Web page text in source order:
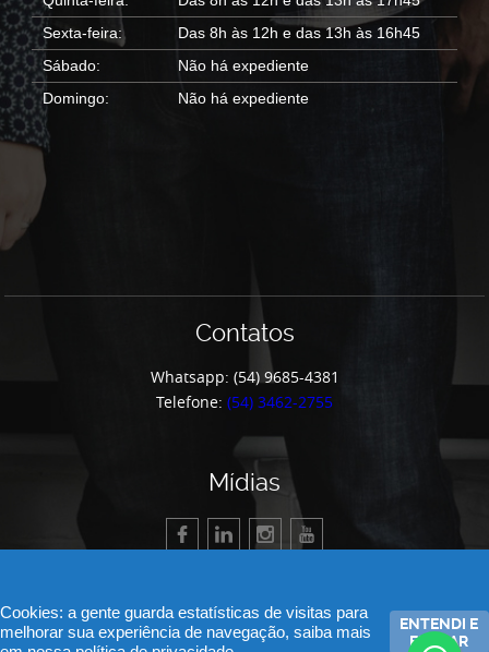
Sexta-feira:
Das 8h às 12h e das 13h às 16h45
Sábado:
Não há expediente
Domingo:
Não há expediente
Contatos
Whatsapp: (54) 9685-4381
Telefone: (54) 3462-2755
Mídias
© 2026 Apeme - Associação de Pequenas e Médias Empresas de Garibaldi.
Cookies: a gente guarda estatísticas de visitas para
melhorar sua experiência de navegação, saiba mais
ENTENDI E
FECHAR